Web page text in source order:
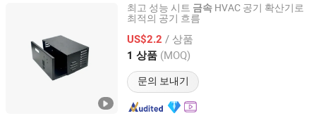
최고 성능 시트 금속 HVAC 공기 확산기로
최적의 공기 흐름
US$2.2 / 상품
1 상품 (MOQ)
문의 보내기
Zhuhai Shengwo Machinery Technology Co., Ltd.
Guangdong, China 이후 2023